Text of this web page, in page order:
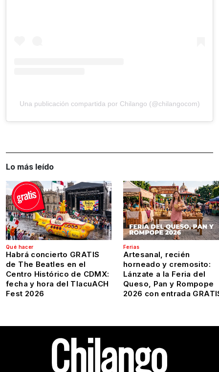
Una publicación compartida por Chilango (@chilangocom)
Lo más leído
Qué hacer
Habrá concierto GRATIS
de The Beatles en el
Centro Histórico de CDMX:
fecha y hora del TlacuACH
Fest 2026
Ferias
Artesanal, recién
horneado y cremosito:
Lánzate a la Feria del
Queso, Pan y Rompope
2026 con entrada